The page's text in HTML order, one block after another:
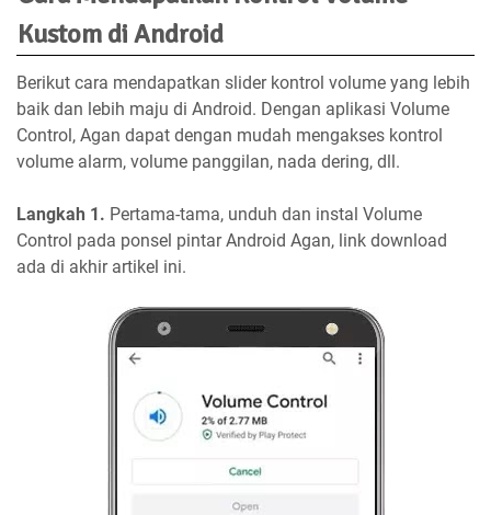
Kustom di Android
Berikut cara mendapatkan slider kontrol volume yang lebih
baik dan lebih maju di Android. Dengan aplikasi Volume
Control, Agan dapat dengan mudah mengakses kontrol
volume alarm, volume panggilan, nada dering, dll.
Langkah 1. Pertama-tama, unduh dan instal Volume
Control pada ponsel pintar Android Agan, link download
ada di akhir artikel ini.